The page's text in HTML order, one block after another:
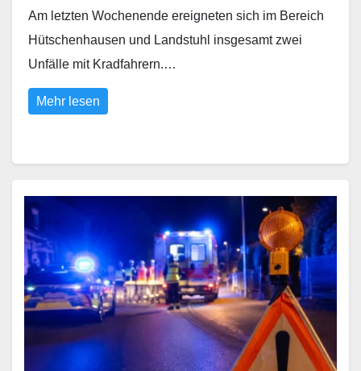
Am letzten Wochenende ereigneten sich im Bereich
Hütschenhausen und Landstuhl insgesamt zwei
Unfälle mit Kradfahrern.…
Mehr lesen